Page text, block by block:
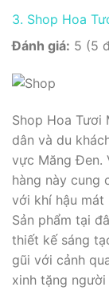
3. Shop Hoa
Đánh giá: 5 (5
Shop Hoa Tươi
dân và du
vực Măng Đen.
hàng này cung
với khí hậu mát
Sản phẩm tại
thiết kế sáng
gũi với cảnh
xinh tặng